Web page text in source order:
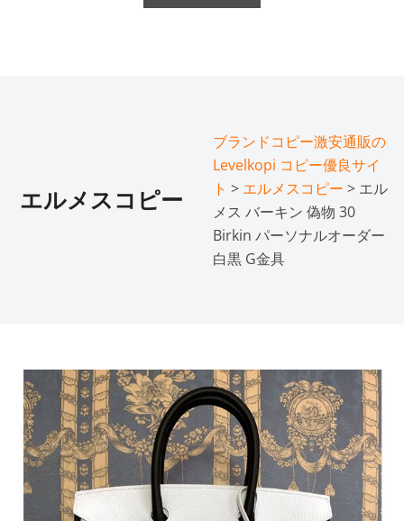
エルメスコピー
ブランドコピー激安通販の
Levelkopi コピー優良サイ
ト > エルメスコピー > エル
メス バーキン 偽物 30
Birkin パーソナルオーダー
白黒 G金具